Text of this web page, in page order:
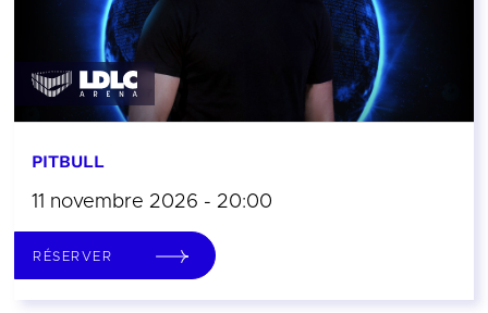
PITBULL
11 novembre 2026 - 20:00
RÉSERVER